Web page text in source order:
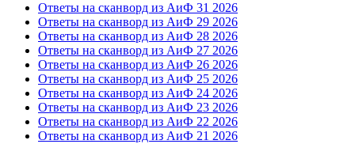
Ответы на сканворд из АиФ 31 2026
Ответы на сканворд из АиФ 29 2026
Ответы на сканворд из АиФ 28 2026
Ответы на сканворд из АиФ 27 2026
Ответы на сканворд из АиФ 26 2026
Ответы на сканворд из АиФ 25 2026
Ответы на сканворд из АиФ 24 2026
Ответы на сканворд из АиФ 23 2026
Ответы на сканворд из АиФ 22 2026
Ответы на сканворд из АиФ 21 2026